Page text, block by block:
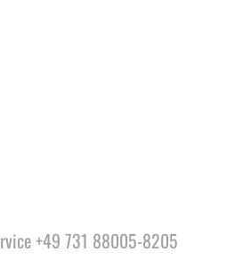
+49 731 88005-8205